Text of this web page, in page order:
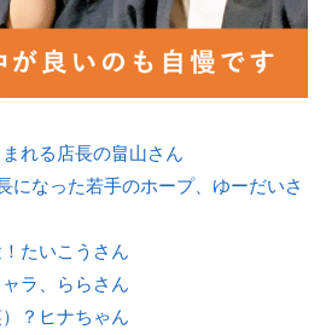
れる店長の畠山さん
になった若手のホープ、ゆーだいさ
たいこうさん
ラ、ららさん
？ヒナちゃん